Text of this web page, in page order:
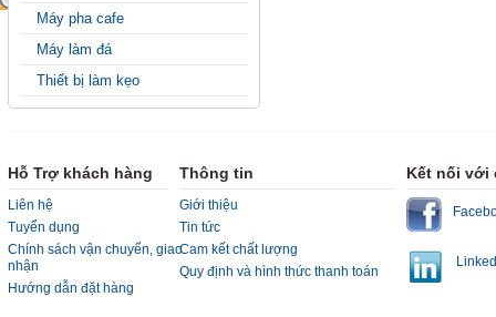
Máy pha cafe
Máy làm đá
Thiết bị làm kẹo
Hỗ Trợ khách hàng
Liên hệ
Tuyển dụng
Chính sách vận chuyển, giao
nhận
Hướng dẫn đặt hàng
Thông tin
Giới thiệu
Tin tức
Cam kết chất lượng
Quy định và hình thức thanh toán
Kết nối với